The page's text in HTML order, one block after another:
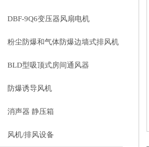
DBF-9Q6变压器风扇电机
粉尘防爆和气体防爆边墙式排风机
BLD型吸顶式房间通风器
防爆诱导风机
消声器 静压箱
风机/排风设备